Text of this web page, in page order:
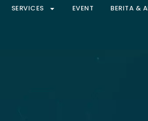
SERVICES EVENT BERITA &